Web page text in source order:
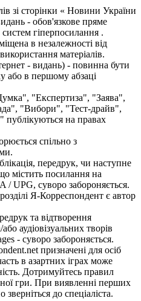
зі сторінки « Новини України
- обов'язкове пряме
гіперпосилання .
в незалежності від
матеріалів.
- видань) - повинна бути
або в першому абзаці
"Експертиза", "Заява",
"Вибори", "Тест-драйв",
на правах
спільно з
передрук, чи наступне
містить посилання на
/ UPG, суворо забороняється.
Я-Корреспондент є автор
та відтворення
аудіовізуальних творів
- суворо забороняється.
призначені для осіб
в азартних іграх може
Дотримуйтесь правил
гри. При виявленні перших
до спеціаліста.